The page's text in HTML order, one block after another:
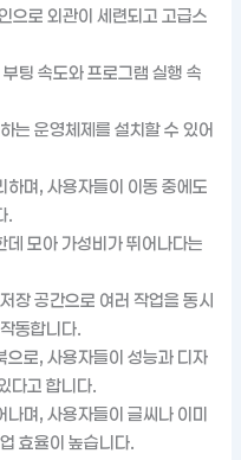
로 외관이 세련되고 고급스
팅 속도와 프로그램 실행 속
운영체제를 설치할 수 있어
하며, 사용자들이 이동 중에도
.
데 모아 가성비가 뛰어나다는
공간으로 여러 작업을 동시
동합니다.
으로, 사용자들이 성능과 디자
다고 합니다.
며, 사용자들이 글씨나 이미
효율이 높습니다.